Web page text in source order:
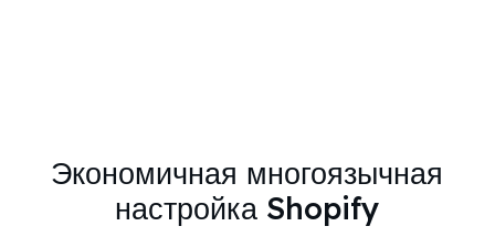
Экономичная многоязычная
настройка Shopify